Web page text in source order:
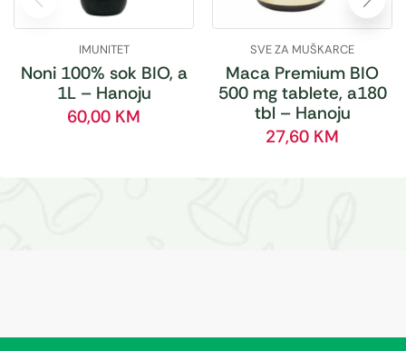
IMUNITET
Noni 100% sok BIO, a
1L – Hanoju
60,00 KM
SVE ZA MUŠKARCE
Maca Premium BIO
500 mg tablete, a180
tbl – Hanoju
27,60 KM